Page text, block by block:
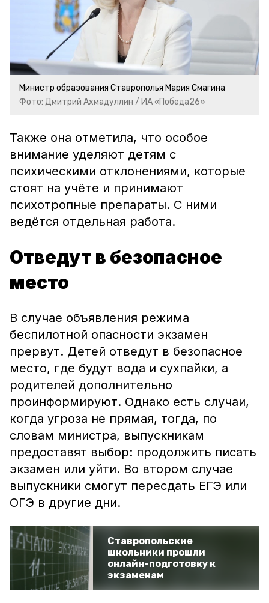
Министр образования Ставрополья Мария Смагина
Фото: Дмитрий Ахмадуллин / ИА «Победа26»
Также она отметила, что особое
внимание уделяют детям с
психическими отклонениями, которые
стоят на учёте и принимают
психотропные препараты. С ними
ведётся отдельная работа.
Отведут в безопасное
место
В случае объявления режима
беспилотной опасности экзамен
прервут. Детей отведут в безопасное
место, где будут вода и сухпайки, а
родителей дополнительно
проинформируют. Однако есть случаи,
когда угроза не прямая, тогда, по
словам министра, выпускникам
предоставят выбор: продолжить писать
экзамен или уйти. Во втором случае
выпускники смогут пересдать ЕГЭ или
ОГЭ в другие дни.
Ставропольские
школьники прошли
онлайн-подготовку к
экзаменам